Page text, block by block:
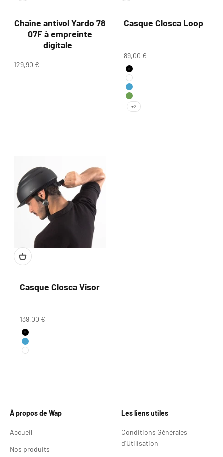
Chaîne antivol Yardo 78
07F à empreinte
digitale
Prix de vente
129,90 €
Casque Closca Loop
Prix de vente
89,00 €
Couleur
Noir
Blanc
Bleu Abysse
Kaki
+2
Casque Closca Visor
Prix de vente
139,00 €
Couleur
Noir
Bleu Abysse
Blanc
À propos de Wap
Accueil
Nos produits
Les liens utiles
Conditions Générales
d’Utilisation